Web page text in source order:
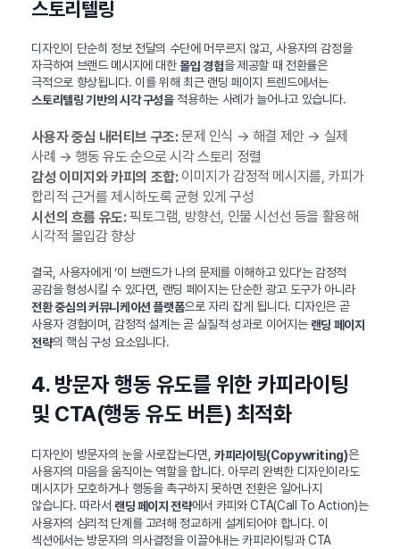
스토리텔링
디자인이 단순히 정보 전달의 수단에 머무르지 않고, 사용자의 감정을
자극하여 브랜드 메시지에 대한몰입 경험을 제공할 때 전환률은
극적으로 향상됩니다. 이를 위해 최근 랜딩 페이지 트렌드에서는
스토리텔링 기반의 시각 구성을적용하는 사례가 늘어나고 있습니다.
사용자 중심 내러티브 구조:문제 인식 → 해결 제안 → 실제
사례 → 행동 유도 순으로 시각 스토리 정렬
감성 이미지와 카피의 조합:이미지가 감정적 메시지를, 카피가
합리적 근거를 제시하도록 균형 있게 구성
시선의 흐름 유도:픽토그램, 방향선, 인물 시선선 등을 활용해
시각적 몰입감 향상
결국, 사용자에게 ‘이 브랜드가 나의 문제를 이해하고 있다’는 감정적
공감을 형성시킬 수 있다면, 랜딩 페이지는 단순한 광고 도구가 아니라
전환 중심의 커뮤니케이션 플랫폼으로 자리 잡게 됩니다. 디자인은 곧
사용자 경험이며, 감정적 설계는 곧 실질적 성과로 이어지는 랜딩 페이지
전략의 핵심 구성 요소입니다.
4. 방문자 행동 유도를 위한 카피라이팅
및 CTA(행동 유도 버튼) 최적화
디자인이 방문자의 눈을 사로잡는다면,카피라이팅(Copywriting)은
사용자의 마음을 움직이는 역할을 합니다. 아무리 완벽한 디자인이라도
메시지가 모호하거나 행동을 촉구하지 못하면 전환은 일어나지
않습니다. 따라서 랜딩 페이지 전략에서 카피와 CTA(Call To Action)는
사용자의 심리적 단계를 고려해 정교하게 설계되어야 합니다. 이
섹션에서는 방문자의 의사결정을 이끌어내는 카피라이팅과 CTA